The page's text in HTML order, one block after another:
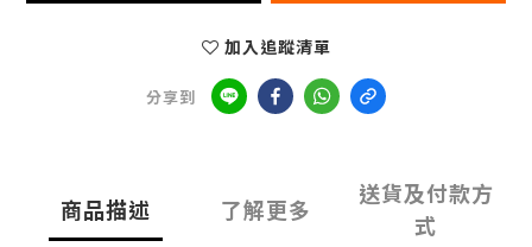
加入追蹤清單
分享到
商品描述 了解更多
送貨及付款方
式